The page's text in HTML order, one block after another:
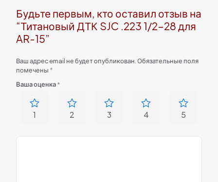
Будьте первым, кто оставил отзыв на
“Титановый ДТК SJC .223 1/2-28 для
AR-15”
Ваш адрес email не будет опубликован. Обязательные поля
помечены *
Ваша оценка*
1 2 3 4 5